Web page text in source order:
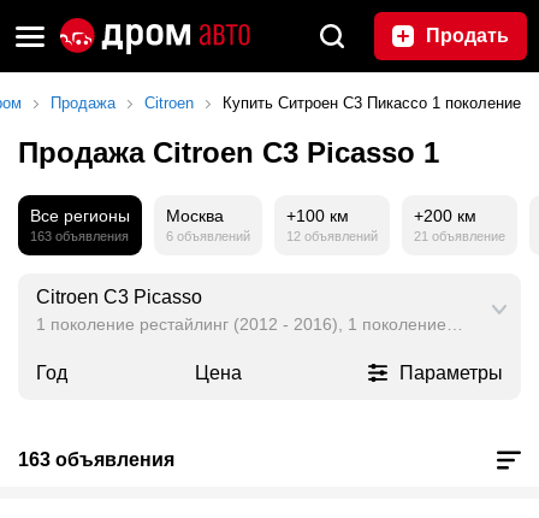
Продать
Продажа Citroen Купить Ситроен С3 Пикассо 1 поколение
Продажа Citroen C3 Picasso 1
Все регионы
163 объявления
Москва
6 объявлений
+100 км
12 объявлений
+200 км
21 объявление
Citroen C3 Picasso
1 поколение рестайлинг (2012 - 2016), 1 поколение (2009 -
Год Цена Параметры
163 объявления